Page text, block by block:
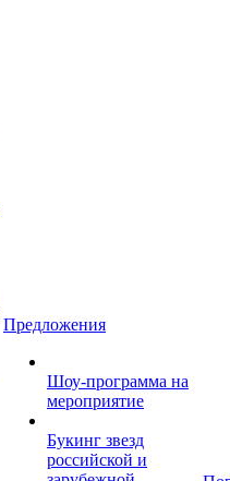
Предложения
Шоу-программа на
мероприятие
Букинг звезд
российской и